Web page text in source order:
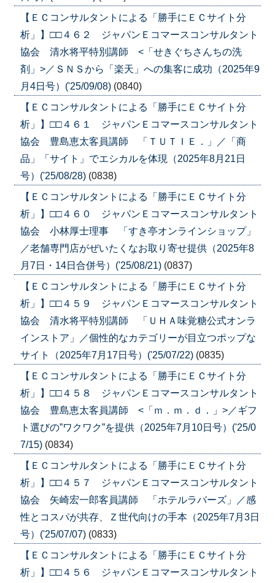
【ＥＣコンサルタントによる「勝手にＥＣサイト分
析」】□□４６２ ジャパンＥコマースコンサルタント
協会 清水将平特別講師 <「せきぐちさんちの洗
剤」>／ＳＮＳから「楽天」への集客に成功（2025年9
月4日号）('25/09/08) (0840)
【ＥＣコンサルタントによる「勝手にＥＣサイト分
析」】□□４６１ ジャパンＥコマースコンサルタント
協会 豊島恵太客員講師 「ＴＵＴＩＥ．」／「商
品」「サイト」でエシカルを体現（2025年8月21日
号）('25/08/28) (0838)
【ＥＣコンサルタントによる「勝手にＥＣサイト分
析」】□□４６０ ジャパンＥコマースコンサルタント
協会 小林厚士理事 「すき亭オンラインショップ」
／老舗専門店がぜいたくなお取り寄せ提供（2025年8
月7日・14日合併号）('25/08/21) (0837)
【ＥＣコンサルタントによる「勝手にＥＣサイト分
析」】□□４５９ ジャパンＥコマースコンサルタント
協会 清水将平特別講師 「ＵＨＡ味覚糖公式オンラ
インストア」／個性的なカテゴリーが目立つポップな
サイト（2025年7月17日号）('25/07/22) (0835)
【ＥＣコンサルタントによる「勝手にＥＣサイト分
析」】□□４５８ ジャパンＥコマースコンサルタント
協会 豊島恵太客員講師 <「ｍ．ｍ．ｄ．」>／ギフ
ト選びの”ワクワク”を提供（2025年7月10日号）('25/0
7/15) (0834)
【ＥＣコンサルタントによる「勝手にＥＣサイト分
析」】□□４５７ ジャパンＥコマースコンサルタント
協会 矢崎宏一郎客員講師 「ホテルラバーズ」／感
性とコスパが共存、Ｚ世代向けの手本（2025年7月3日
号）('25/07/07) (0833)
【ＥＣコンサルタントによる「勝手にＥＣサイト分
析」】□□４５６ ジャパンＥコマースコンサルタント